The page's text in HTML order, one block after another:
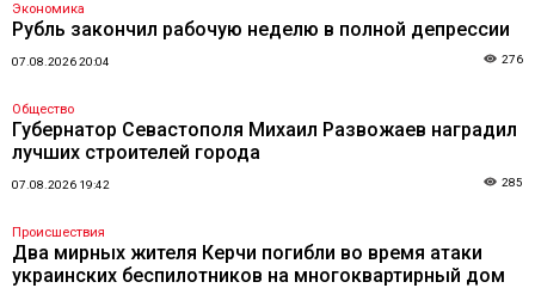
Экономика
Рубль закончил рабочую неделю в полной депрессии
07.08.2026 20:04 276
Общество
Губернатор Севастополя Михаил Развожаев наградил
лучших строителей города
07.08.2026 19:42 285
Происшествия
Два мирных жителя Керчи погибли во время атаки
украинских беспилотников на многоквартирный дом